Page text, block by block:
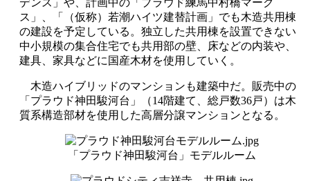
ス」、「（仮称）若潮ハイツ建替計画」でも木造共用棟
の建設を予定している。独立した共用棟を設置できない
中小規模の集合住宅でも共用部の壁、床などの内装や、
建具、家具などに国産木材を使用していく。
木造ハイブリッドのマンションも建築中だ。販売中の
「プラウド神田駿河台」（14階建て、総戸数36戸）は木
質系構造部材を使用した高層分譲マンションとなる。
「プラウド神田駿河台」モデルルーム